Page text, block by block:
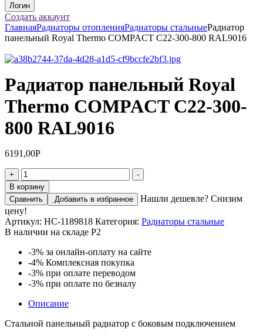
Создать аккаунт
ГлавнаяРадиаторы отопленияРадиаторы стальныеРадиатор
панельный Royal Thermo COMPACT C22-300-800 RAL9016
Радиатор панельный Royal
Thermo COMPACT C22-300-
800 RAL9016
6191,00Р
+
Количество
товара
Радиатор
панельный
Royal
Thermo
COMPACT
C22-
300-
800
RAL9016
-
В корзину
Сравнить
Добавить в избранное
Нашли дешевле? Снизим
цену!
Артикул: НС-1189818 Категория: Радиаторы стальные
В наличии на складе Р2
-3% за онлайн-оплату на сайте
-4% Комплексная покупка
-3% при оплате переводом
-3% при оплате по безналу
Описание
Стальной панельный радиатор с боковым подключением